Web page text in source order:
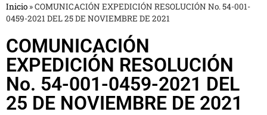
Inicio »COMUNICACIÓN EXPEDICIÓN RESOLUCIÓN No. 54-001-
0459-2021 DEL 25 DE NOVIEMBRE DE 2021
COMUNICACIÓN
EXPEDICIÓN RESOLUCIÓN
No. 54-001-0459-2021 DEL
25 DE NOVIEMBRE DE 2021